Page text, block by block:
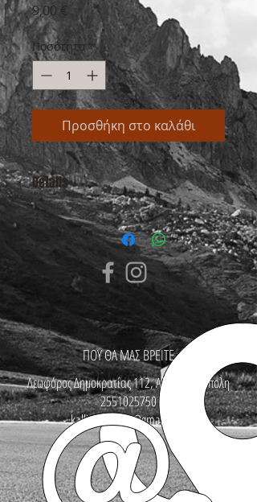
9,00 € Τιμή
Ποσότητα *
Προσθήκη στο καλάθι
Details
80 mm Steel Bell Universally
mounts to most handlebars Ding
Dong Sound
ΠΟΥ ΘΑ ΜΑΣ ΒΡΕΙΤΕ
Λεωφόρος Δημοκρατίας 112, Αλεξανδρούπολη
2551025750
kallinikosbikes@gmail.com